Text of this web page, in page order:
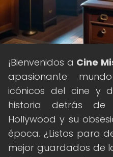
¡Bienvenidos a Cine
apasionante
icónicos del cine y
historia detrás
Hollywood y su
época. ¿Listos para
mejor guardados de